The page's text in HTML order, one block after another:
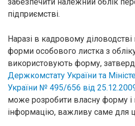
підприємстві.
Наразі в кадровому
форми особового листка з
використовують форму,
Держкомстату України та
України № 495/656 від
може розробити власну форму і
інформацію, важливу саме для